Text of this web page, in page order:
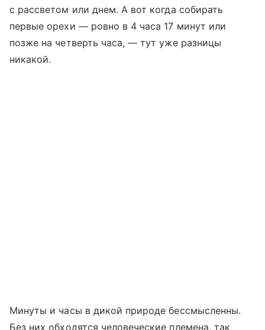
с рассветом или днем. А вот когда собирать
первые орехи — ровно в 4 часа 17 минут или
позже на четверть часа, — тут уже разницы
никакой.
Минуты и часы в дикой природе бессмысленны.
Без них обходятся человеческие племена, так